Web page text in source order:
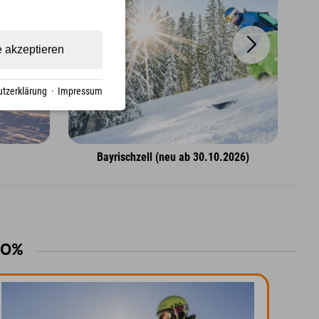
Bayrischzell (neu ab 30.10.2026)
akzeptieren
· Impressum